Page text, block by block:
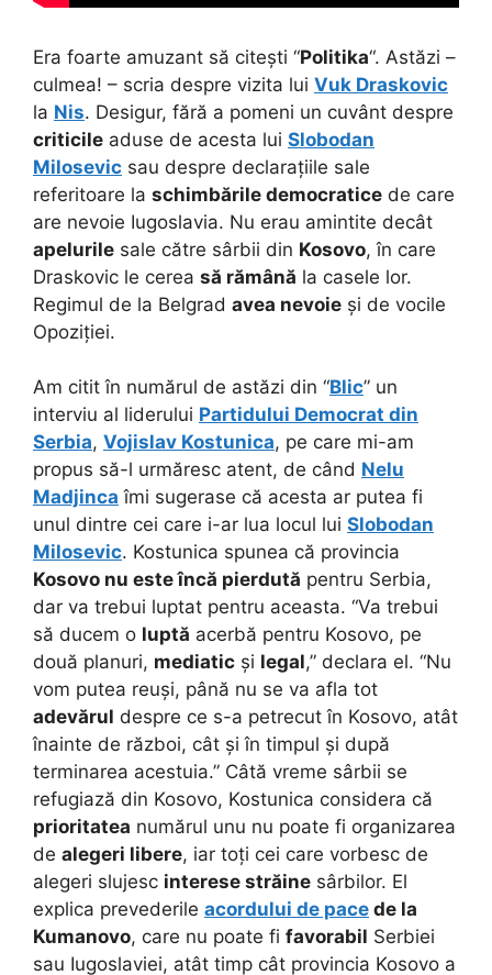
Era foarte amuzant să citești “Politika“. Astăzi –
culmea! – scria despre vizita lui Vuk Draskovic
la Nis. Desigur, fără a pomeni un cuvânt despre
criticile aduse de acesta lui Slobodan
Milosevic sau despre declarațiile sale
referitoare la schimbările democratice de care
are nevoie Iugoslavia. Nu erau amintite decât
apelurile sale către sârbii din Kosovo, în care
Draskovic le cerea să rămână la casele lor.
Regimul de la Belgrad avea nevoie și de vocile
Opoziției.
Am citit în numărul de astăzi din “Blic” un
interviu al liderului Partidului Democrat din
Serbia, Vojislav Kostunica, pe care mi-am
propus să-l urmăresc atent, de când Nelu
Madjinca îmi sugerase că acesta ar putea fi
unul dintre cei care i-ar lua locul lui Slobodan
Milosevic. Kostunica spunea că provincia
Kosovo nu este încă pierdută pentru Serbia,
dar va trebui luptat pentru aceasta. “Va trebui
să ducem o luptă acerbă pentru Kosovo, pe
două planuri, mediatic și legal,” declara el. “Nu
vom putea reuși, până nu se va afla tot
adevărul despre ce s-a petrecut în Kosovo, atât
înainte de război, cât și în timpul și după
terminarea acestuia.” Câtă vreme sârbii se
refugiază din Kosovo, Kostunica considera că
prioritatea numărul unu nu poate fi organizarea
de alegeri libere, iar toți cei care vorbesc de
alegeri slujesc interese străine sârbilor. El
explica prevederile acordului de pace de la
Kumanovo, care nu poate fi favorabil Serbiei
sau Iugoslaviei, atât timp cât provincia Kosovo a